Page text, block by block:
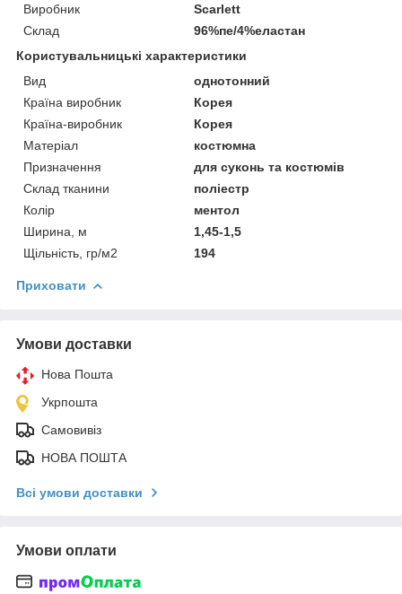
Виробник
Scarlett
Склад
96%пе/4%еластан
Користувальницькі характеристики
Вид
однотонний
Країна виробник
Корея
Країна-виробник
Корея
Матеріал
костюмна
Призначення
для суконь та костюмів
Склад тканини
поліестр
Колір
ментол
Ширина, м
1,45-1,5
Щільність, гр/м2
194
Приховати
Умови доставки
Нова Пошта
Укрпошта
Самовивіз
НОВА ПОШТА
Всі умови доставки
Умови оплати